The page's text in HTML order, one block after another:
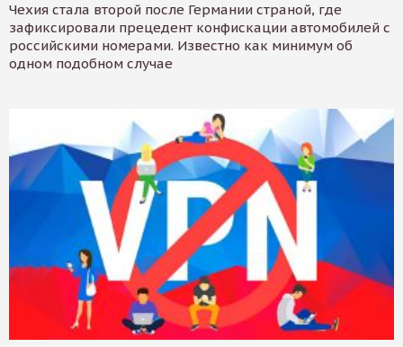
Чехия стала второй после Германии страной, где
зафиксировали прецедент конфискации автомобилей с
российскими номерами. Известно как минимум об
одном подобном случае